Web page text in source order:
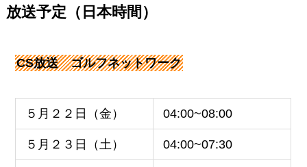
放送予定（日本時間）
CS放送 ゴルフネットワーク
５月２２日（金） 04:00~08:00
５月２３日（土） 04:00~07:30